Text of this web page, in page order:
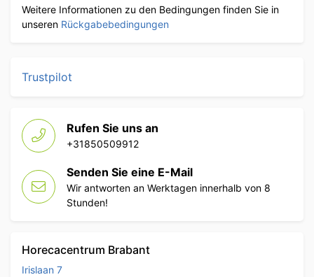
Weitere Informationen zu den Bedingungen finden Sie in
unseren Rückgabebedingungen
Trustpilot
Rufen Sie uns an
+31850509912
Senden Sie eine E-Mail
Wir antworten an Werktagen innerhalb von 8
Stunden!
Horecacentrum Brabant
Irislaan 7